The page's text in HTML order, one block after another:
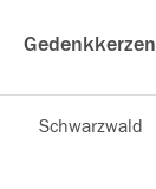
Gedenkkerzen
Schwarzwald